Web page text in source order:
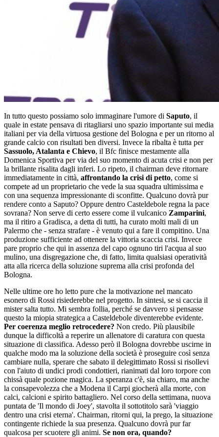
In tutto questo possiamo solo immaginare l'umore di Saputo, il
quale in estate pensava di ritagliarsi uno spazio importante sui media
italiani per via della virtuosa gestione del Bologna e per un ritorno al
grande calcio con risultati ben diversi. Invece la ribalta è tutta per
Sassuolo, Atalanta e Chievo, il Bfc finisce mestamente alla
Domenica Sportiva per via del suo momento di acuta crisi e non per
la brillante risalita dagli inferi. Lo ripeto, il chairman deve ritornare
immediatamente in città, affrontando la crisi di petto, come si
compete ad un proprietario che vede la sua squadra ultimissima e
con una sequenza impressionante di sconfitte. Qualcuno dovrà pur
rendere conto a Saputo? Oppure dentro Casteldebole regna la pace
sovrana? Non serve di certo essere come il vulcanico Zamparini,
ma il ritiro a Gradisca, a detta di tutti, ha curato molti mali di un
Palermo che - senza strafare - è venuto qui a fare il compitino. Una
produzione sufficiente ad ottenere la vittoria scaccia crisi. Invece
pare proprio che qui in assenza del capo ognuno tiri l'acqua al suo
mulino, una disgregazione che, di fatto, limita qualsiasi operatività
atta alla ricerca della soluzione suprema alla crisi profonda del
Bologna.
Nelle ultime ore ho letto pure che la motivazione nel mancato
esonero di Rossi risiederebbe nel progetto. In sintesi, se si caccia il
mister salta tutto. Mi sembra follia, perché se davvero si pensasse
questo la miopia strategica a Casteldebole diventerebbe evidente.
Per coerenza meglio retrocedere? Non credo. Più plausibile
dunque la difficoltà a reperire un allenatore di caratura con questa
situazione di classifica. Adesso però il Bologna dovrebbe uscirne in
qualche modo ma la soluzione della società è proseguire così senza
cambiare nulla, sperare che sabato il delegittimato Rossi si risollevi
con l'aiuto di undici prodi condottieri, rianimati dal loro torpore con
chissà quale pozione magica. La speranza c'è, sia chiaro, ma anche
la consapevolezza che a Modena il Carpi giocherà alla morte, con
calci, calcioni e spirito battagliero. Nel corso della settimana, nuova
puntata de 'Il mondo di Joey', stavolta il sottotitolo sarà 'viaggio
dentro una crisi eterna'. Chairman, ritorni qui, la prego, la situazione
contingente richiede la sua presenza. Qualcuno dovrà pur far
qualcosa per scuotere gli animi. Se non ora, quando?